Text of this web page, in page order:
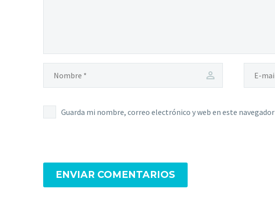
Guarda mi nombre, correo electrónico y web en este
ENVIAR COMENTARIOS